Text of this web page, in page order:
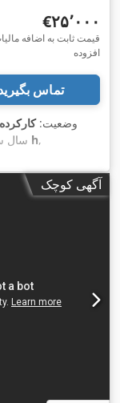
‎€۲۵٬۰۰۰
قیمت ثابت به اضافه
افزوده
تماس
وضعیت:کارکرده
سال ۴٬۳۵۰ h,
آگهی کوچک